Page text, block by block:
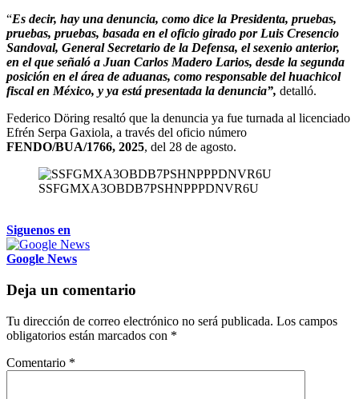
“Es decir, hay una denuncia, como dice la Presidenta, pruebas,
pruebas, pruebas, basada en el oficio girado por Luis Cresencio
Sandoval, General Secretario de la Defensa, el sexenio anterior,
en el que señaló a Juan Carlos Madero Larios, desde la segunda
posición en el área de aduanas, como responsable del huachicol
fiscal en México, y ya está presentada la denuncia”, detalló.
Federico Döring resaltó que la denuncia ya fue turnada al licenciado
Efrén Serpa Gaxiola, a través del oficio número
FENDO/BUA/1766, 2025, del 28 de agosto.
SSFGMXA3OBDB7PSHNPPPDNVR6U
Siguenos en
Google News
Deja un comentario
Tu dirección de correo electrónico no será publicada. Los campos
obligatorios están marcados con *
Comentario *